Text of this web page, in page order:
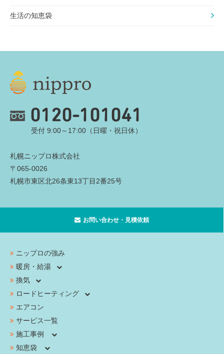
生活の知恵袋
0120-101041
受付 9:00～17:00（日曜・祝日休）
札幌ニップロ株式会社
〒065-0026
札幌市東区北26条東13丁目2番25号
お問い合わせ・見積依頼
ニップロの強み
暖房・給湯
換気
ロードヒーティング
エアコン
サービス一覧
施工事例
知恵袋